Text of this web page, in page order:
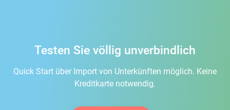
Testen Sie völlig unverbindlich
Quick Start über Import von Unterkünften möglich. Keine
Kreditkarte notwendig.